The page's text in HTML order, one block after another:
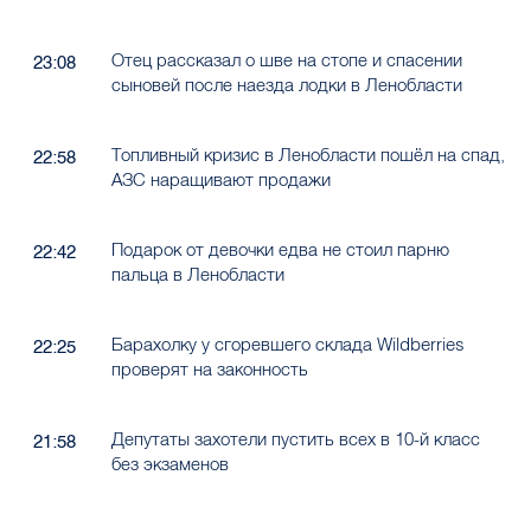
23:08
Отец рассказал о шве на стопе и спасении
сыновей после наезда лодки в Ленобласти
22:58
Топливный кризис в Ленобласти пошёл на спад,
АЗС наращивают продажи
22:42
Подарок от девочки едва не стоил парню
пальца в Ленобласти
22:25
Барахолку у сгоревшего склада Wildberries
проверят на законность
21:58
Депутаты захотели пустить всех в 10-й класс
без экзаменов